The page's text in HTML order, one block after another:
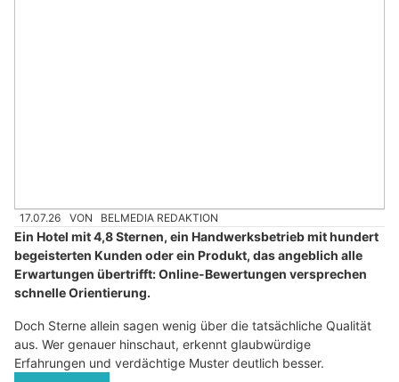
17.07.26 VON BELMEDIA REDAKTION
Ein Hotel mit 4,8 Sternen, ein Handwerksbetrieb mit hundert
begeisterten Kunden oder ein Produkt, das angeblich alle
Erwartungen übertrifft: Online-Bewertungen versprechen
schnelle Orientierung.
Doch Sterne allein sagen wenig über die tatsächliche Qualität
aus. Wer genauer hinschaut, erkennt glaubwürdige
Erfahrungen und verdächtige Muster deutlich besser.